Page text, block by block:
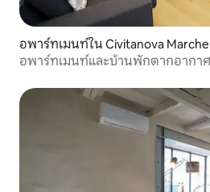
อพาร์ทเมนท์ใน Civitanova Marche
อพาร์ทเมนท์และบ้านพักตากอากา